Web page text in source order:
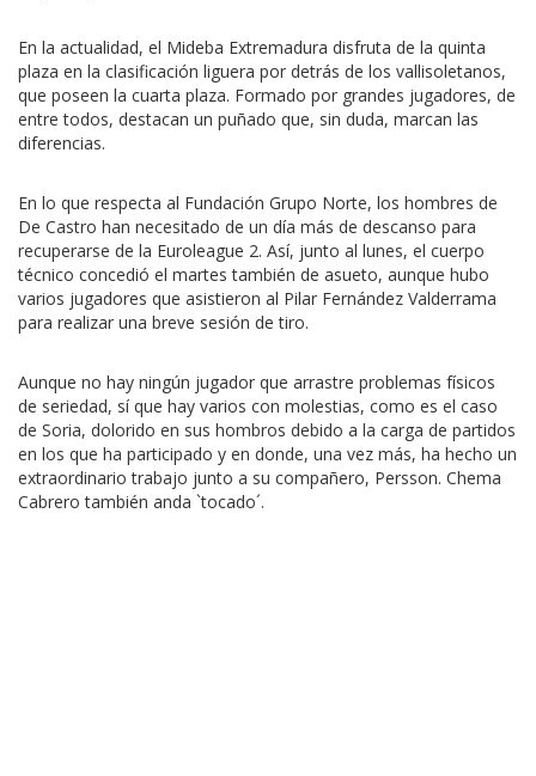
En la actualidad, el Mideba Extremadura disfruta de la quinta
plaza en la clasificación liguera por detrás de los vallisoletanos,
que poseen la cuarta plaza. Formado por grandes jugadores, de
entre todos, destacan un puñado que, sin duda, marcan las
diferencias.
En lo que respecta al Fundación Grupo Norte, los hombres de
De Castro han necesitado de un día más de descanso para
recuperarse de la Euroleague 2. Así, junto al lunes, el cuerpo
técnico concedió el martes también de asueto, aunque hubo
varios jugadores que asistieron al Pilar Fernández Valderrama
para realizar una breve sesión de tiro.
Aunque no hay ningún jugador que arrastre problemas físicos
de seriedad, sí que hay varios con molestias, como es el caso
de Soria, dolorido en sus hombros debido a la carga de partidos
en los que ha participado y en donde, una vez más, ha hecho un
extraordinario trabajo junto a su compañero, Persson. Chema
Cabrero también anda `tocado´.